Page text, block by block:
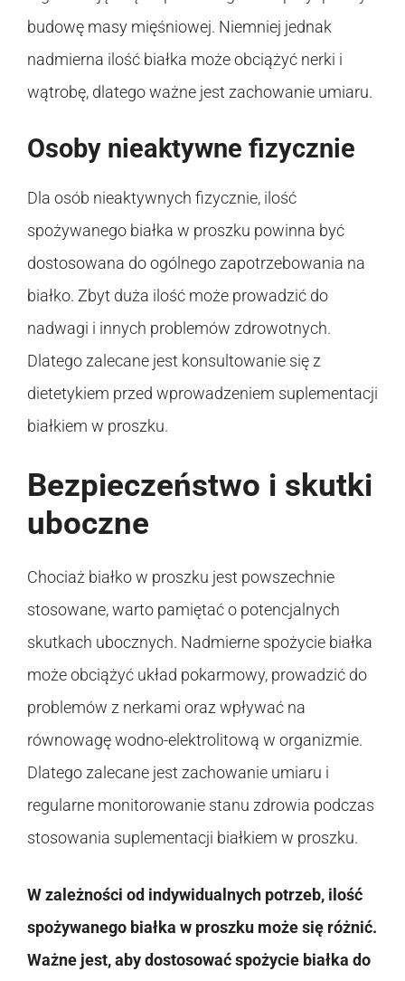
budowę masy mięśniowej. Niemniej jednak
nadmierna ilość białka może obciążyć nerki i
wątrobę, dlatego ważne jest zachowanie umiaru.
Osoby nieaktywne fizycznie
Dla osób nieaktywnych fizycznie, ilość
spożywanego białka w proszku powinna być
dostosowana do ogólnego zapotrzebowania na
białko. Zbyt duża ilość może prowadzić do
nadwagi i innych problemów zdrowotnych.
Dlatego zalecane jest konsultowanie się z
dietetykiem przed wprowadzeniem suplementacji
białkiem w proszku.
Bezpieczeństwo i skutki
uboczne
Chociaż białko w proszku jest powszechnie
stosowane, warto pamiętać o potencjalnych
skutkach ubocznych. Nadmierne spożycie białka
może obciążyć układ pokarmowy, prowadzić do
problemów z nerkami oraz wpływać na
równowagę wodno-elektrolitową w organizmie.
Dlatego zalecane jest zachowanie umiaru i
regularne monitorowanie stanu zdrowia podczas
stosowania suplementacji białkiem w proszku.
W zależności od indywidualnych potrzeb, ilość
spożywanego białka w proszku może się różnić.
Ważne jest, aby dostosować spożycie białka do